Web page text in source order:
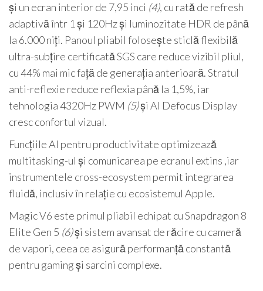
și un ecran interior de 7,95 inci (4), cu rată de refresh
adaptivă într 1 și 120Hz și luminozitate HDR de până
la 6.000 niți. Panoul pliabil folosește sticlă flexibilă
ultra-subțire certificată SGS care reduce vizibil pliul,
cu 44% mai mic față de generația anterioară. Stratul
anti-reflexie reduce reflexia până la 1,5%, iar
tehnologia 4320Hz PWM (5)și AI Defocus Display
cresc confortul vizual.
Funcțiile AI pentru productivitate optimizează
multitasking-ul și comunicarea pe ecranul extins ,iar
instrumentele cross-ecosystem permit integrarea
fluidă, inclusiv în relație cu ecosistemul Apple.
Magic V6 este primul pliabil echipat cu Snapdragon 8
Elite Gen 5 (6)și sistem avansat de răcire cu cameră
de vapori, ceea ce asigură performanță constantă
pentru gaming și sarcini complexe.